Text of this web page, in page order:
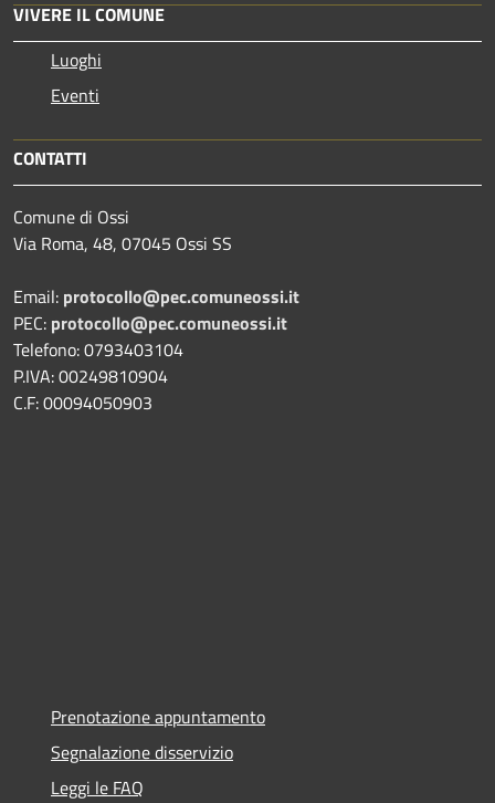
VIVERE IL COMUNE
Luoghi
Eventi
CONTATTI
Comune di Ossi
Via Roma, 48, 07045 Ossi SS
Email: protocollo@pec.comuneossi.it
PEC: protocollo@pec.comuneossi.it
Telefono: 0793403104
P.IVA: 00249810904
C.F: 00094050903
Prenotazione appuntamento
Segnalazione disservizio
Leggi le FAQ